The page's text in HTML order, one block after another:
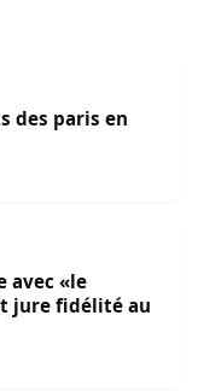
des paris en
avec «le
jure fidélité au